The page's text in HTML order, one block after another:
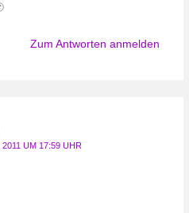
Zum Antworten anmelden
UM 17:59 UHR